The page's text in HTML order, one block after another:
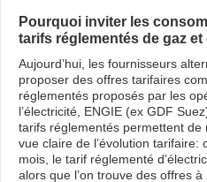
Pourquoi inviter les
tarifs réglementés de gaz et
Aujourd’hui, les fournisseurs
proposer des offres tarifaires
réglementés proposés par les
l’électricité, ENGIE (ex GDF
tarifs réglementés permettent de
vue claire de l’évolution tarifaire:
mois, le tarif réglementé
alors que l’on trouve des offres